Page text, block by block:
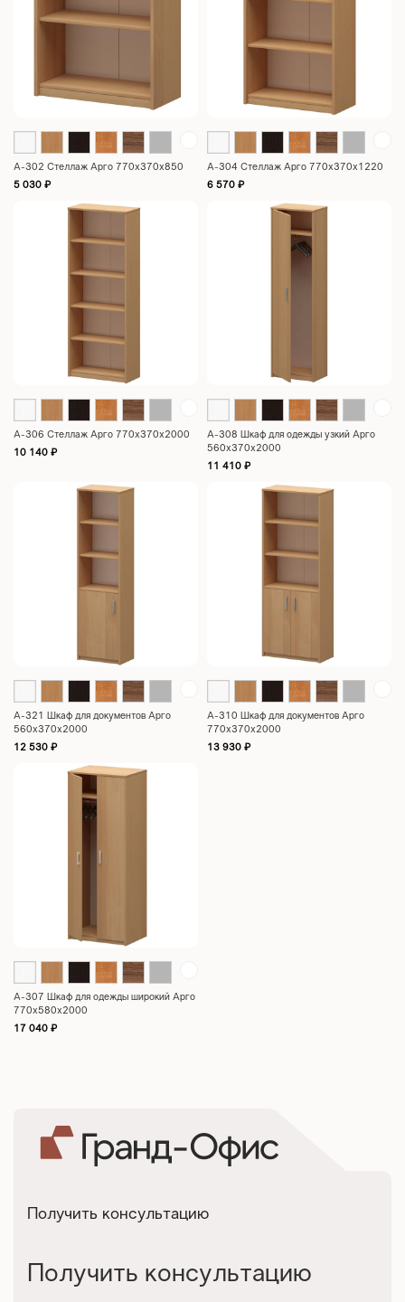
А-302 Стеллаж Арго 770x370x850
5 030 ₽
А-304 Стеллаж Арго 770x370x1220
6 570 ₽
А-306 Стеллаж Арго 770x370x2000
10 140 ₽
А-308 Шкаф для одежды узкий Арго
560x370x2000
11 410 ₽
А-321 Шкаф для документов Арго
560x370x2000
12 530 ₽
А-310 Шкаф для документов Арго
770x370x2000
13 930 ₽
А-307 Шкаф для одежды широкий Арго
770x580x2000
17 040 ₽
Получить консультацию
Получить консультацию